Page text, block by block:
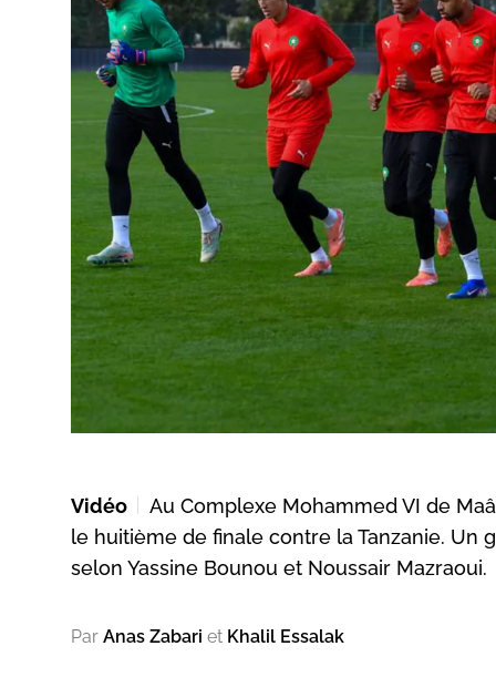
Vidéo
Au Complexe Mohammed VI de
le huitième de finale contre la Tanzanie. Un
selon Yassine Bounou et Noussair Mazraoui.
Par Anas Zabari et Khalil Essalak